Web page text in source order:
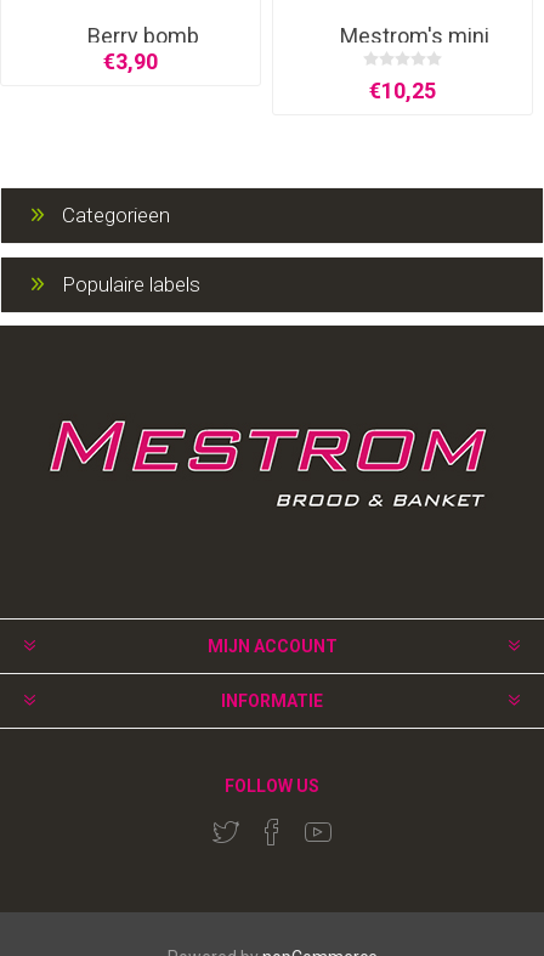
Berry bomb
€3,90
Mestrom's mini
patisserie
€10,25
Categorieen
Populaire labels
MIJN ACCOUNT
INFORMATIE
FOLLOW US